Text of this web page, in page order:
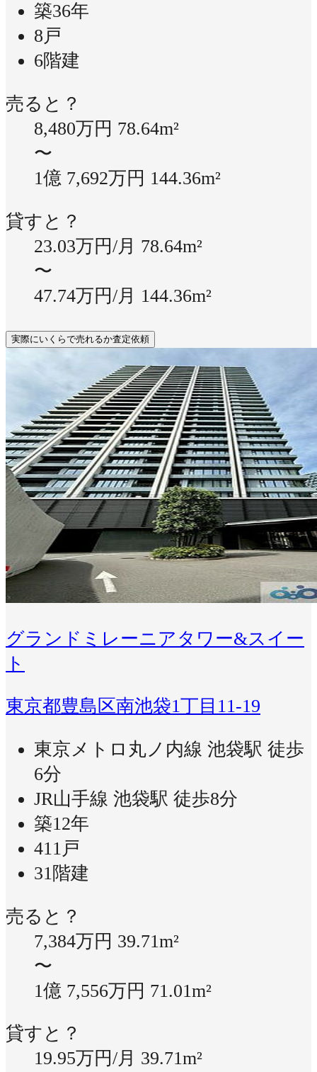
築36年
8戸
6階建
売ると？
8,480万円 78.64m²
〜
1億 7,692万円 144.36m²
貸すと？
23.03万円/月 78.64m²
〜
47.74万円/月 144.36m²
実際にいくらで売れるか査定依頼
グランドミレーニアタワー&スイー
ト
東京都豊島区南池袋1丁目11-19
東京メトロ丸ノ内線 池袋駅 徒歩
6分
JR山手線 池袋駅 徒歩8分
築12年
411戸
31階建
売ると？
7,384万円 39.71m²
〜
1億 7,556万円 71.01m²
貸すと？
19.95万円/月 39.71m²